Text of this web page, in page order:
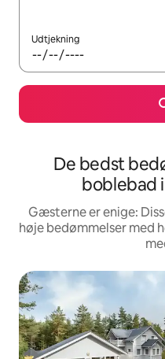
Udtjekning
De bedst
boblebad
Gæsterne er enige:
høje bedømmelser med